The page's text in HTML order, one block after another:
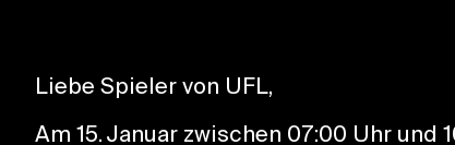
Liebe Spieler von UFL,
Am 15. Januar zwischen 07:00 Uhr